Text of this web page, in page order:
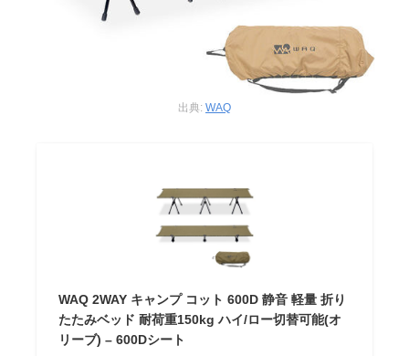
出典: WAQ
WAQ 2WAY キャンプ コット 600D 静音 軽量 折り
たたみベッド 耐荷重150kg ハイ/ロー切替可能(オ
リーブ) – 600Dシート